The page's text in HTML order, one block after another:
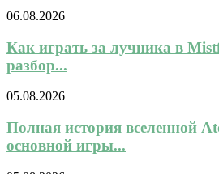
06.08.2026
Как играть за лучника в
разбор...
05.08.2026
Полная история вселенной
основной игры...